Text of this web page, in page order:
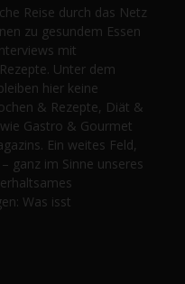
Reise durch das Netz
zu gesundem Essen
mit
Unter dem
hier keine
& Rezepte, Diät &
Gastro & Gourmet
Ein weites Feld,
ganz im Sinne unseres
Was isst